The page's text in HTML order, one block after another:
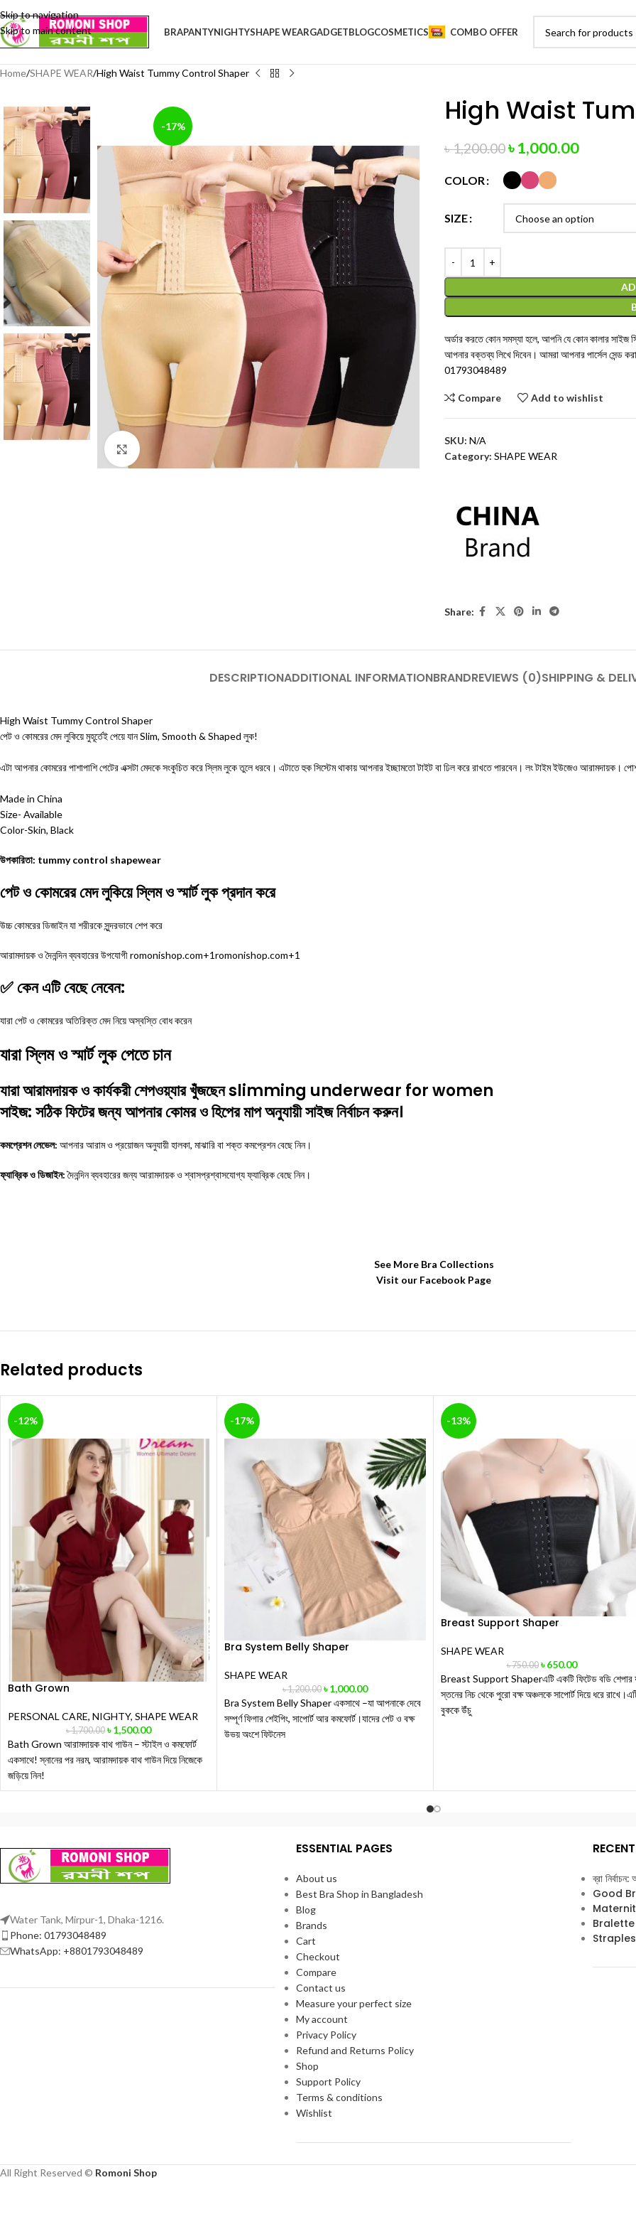
Skip to navigation
Skip to main content
BRAPANTYNIGHTYSHAPE WEARGADGETBLOGCOSMETICS COMBO OFFER
Home SHAPE WEAR High Waist Tummy Control Shaper
-17%
Click to enlarge
High Waist
৳1,200.00৳1,000.00
COLOR
SIZE
অর্ডার করতে কোন সমস্যা হলে, আপনি যে কোন কালার সাইজ
আপনার বক্তব্য লিখে দিবেন। আমরা আপনার পার্সেল সেন্ড
01793048489
Compare Add to wishlist
SKU: N/A
Category: SHAPE WEAR
Share:
DESCRIPTIONADDITIONAL INFORMATIONBRANDREVIEWS (0)SHIPPING &
High Waist Tummy Control Shaper
পেট ও কোমরের মেদ লুকিয়ে মুহূর্তেই পেয়ে যান Slim, Smooth & Shaped লুক!
এটা আপনার কোমরের পাশাপাশি পেটের এক্সটা মেদকে সংকুচিত করে স্লিম লুকে তুলে ধরবে। এটাতে হুক সিস্টেম থাকায় আপনার ইচ্ছামতো টাইট বা ঢিল করে রাখতে পারবেন। লং টাইম ইউজেও আরামদায়ক।
Made in China
Size- Available
Color-Skin, Black
উপকারিতা: tummy control shapewear
পেট ও কোমরের মেদ লুকিয়ে স্লিম ও স্মার্ট লুক প্রদান করে
উচ্চ কোমরের ডিজাইন যা শরীরকে সুন্দরভাবে শেপ করে
আরামদায়ক ও দৈনন্দিন ব্যবহারের উপযোগীromonishop.com+1romonishop.com+1
✅ কেন এটি বেছে নেবেন:
যারা পেট ও কোমরের অতিরিক্ত মেদ নিয়ে অস্বস্তি বোধ করেন
যারা স্লিম ও স্মার্ট লুক পেতে চান
যারা আরামদায়ক ও কার্যকরী শেপওয়্যার খুঁজছেন slimming underwear for women
সাইজ:সঠিক ফিটের জন্য আপনার কোমর ও হিপের মাপ অনুযায়ী সাইজ নির্বাচন করুন।
কমপ্রেশন লেভেল: আপনার আরাম ও প্রয়োজন অনুযায়ী হালকা, মাঝারি বা শক্ত কমপ্রেশন বেছে নিন।
ফ্যাব্রিক ও ডিজাইন: দৈনন্দিন ব্যবহারের জন্য আরামদায়ক ও শ্বাসপ্রশ্বাসযোগ্য ফ্যাব্রিক বেছে নিন।
See More Bra Collections
Visit our Facebook Page
Related products
-12%
Bath Grown
PERSONAL CARE, NIGHTY, SHAPE WEAR
৳1,700.00 ৳1,500.00
Bath Grown আরামদায়ক বাথ গাউন – স্টাইল ও কমফোর্ট
একসাথে! স্নানের পর নরম, আরামদায়ক বাথ গাউন দিয়ে নিজেকে
জড়িয়ে নিন!
-17%
Bra System Belly Shaper
SHAPE WEAR
৳1,200.00 ৳1,000.00
Bra System Belly Shaper একসাথে –যা আপনাকে দেবে
সম্পূর্ণ ফিগার শেইপিং, সাপোর্ট আর কমফোর্ট।যাদের পেট ও বক্ষ
উভয় অংশে ফিটনেস
-13%
Breast Support Shaper
SHAPE WEAR
৳750.00 ৳650.00
Breast Support Shaperএটি একটি ফিটেড বডি শেপার
স্তনের নিচ থেকে পুরো বক্ষ অঞ্চলকে সাপোর্ট দিয়ে ধরে
বুককে উঁচু
Water Tank, Mirpur-1, Dhaka-1216.
Phone: 01793048489
WhatsApp: +8801793048489
ESSENTIAL PAGES
About us
Best Bra Shop in Bangladesh
Blog
Brands
Cart
Checkout
Compare
Contact us
Measure your perfect size
My account
Privacy Policy
Refund and Returns Policy
Shop
Support Policy
Terms & conditions
Wishlist
ব্রা
Good Bra
Maternity
Bralette
Strapless
All Right Reserved © Romoni Shop